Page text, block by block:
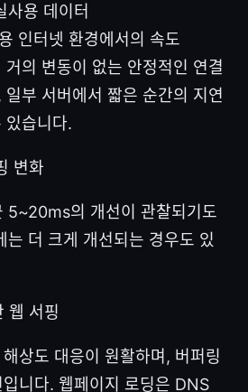
사용 데이터
인터넷 환경에서의 속도
거의 변동이 없는 안정적인 연결
일부 서버에서 짧은 순간의 지연
있습니다.
변화
5~20ms의 개선이 관찰되기도
는 더 크게 개선되는 경우도 있
웹 서핑
상도 대응이 원활하며, 버퍼링
니다. 웹페이지 로딩은 DNS